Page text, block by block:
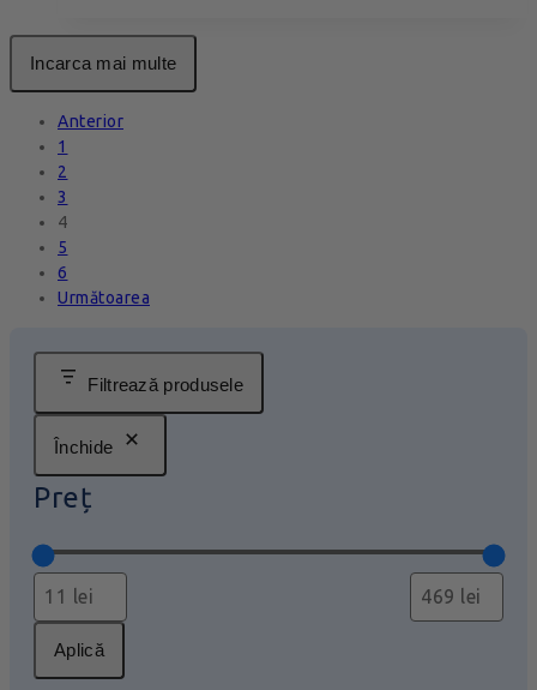
Incarca mai multe
Anterior
1
2
3
4
5
6
Următoarea
Filtrează produsele
Închide
Preț
Aplică